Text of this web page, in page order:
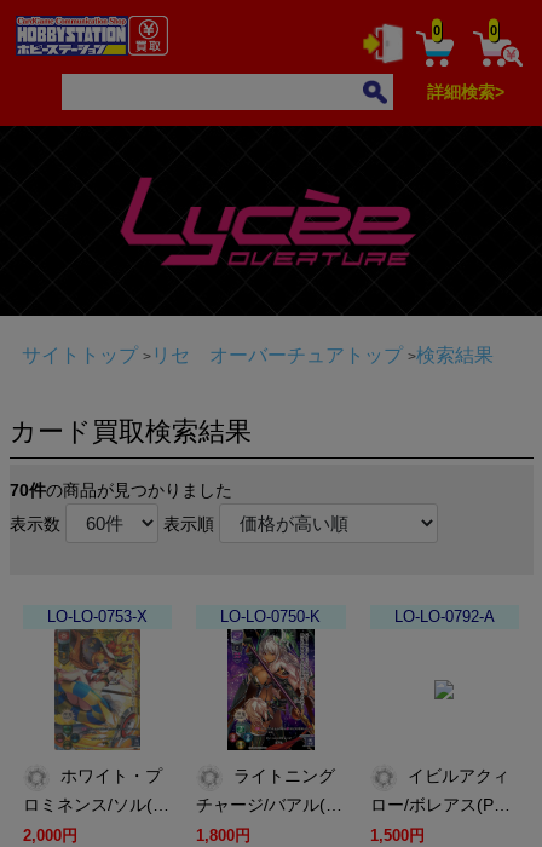
0 0
詳細検索>
サイトトップ リセ オーバーチュアトップ 検索結果
カード買取検索結果
70件の商品が見つかりました
表示数
表示順
LO-LO-0753-X
ロミネンス/ソル(…
2,000円
LO-LO-0750-K
チャージ/バアル(…
1,800円
LO-LO-0792-A
ロー/ボレアス(P…
1,500円